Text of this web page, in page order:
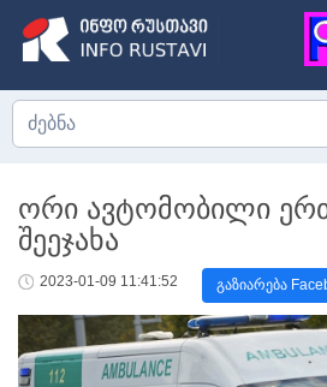
ორი ავტომობილი
შეეჯახა
2023-01-09 11:41:52 გაზიარება